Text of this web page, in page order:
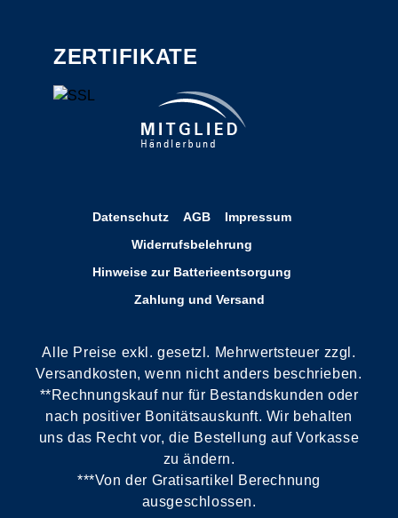
ZERTIFIKATE
Datenschutz AGB
Impressum
Widerrufsbelehrung
Hinweise zur Batterieentsorgung
Zahlung und Versand
Alle Preise exkl. gesetzl. Mehrwertsteuer zzgl.
Versandkosten, wenn nicht anders beschrieben.
**Rechnungskauf nur für Bestandskunden oder
nach positiver Bonitätsauskunft. Wir behalten
uns das Recht vor, die Bestellung auf Vorkasse
zu ändern.
***Von der Gratisartikel Berechnung
ausgeschlossen.